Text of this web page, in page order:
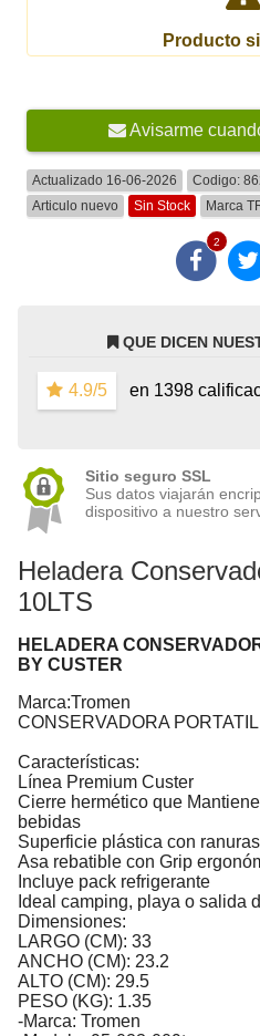
Producto
Avisarme
Actualizado 16-06-2026 Codigo:
Articulo nuevo
Sin Stock Marca
2
QUE DICEN
4.9/5
en 1398
Sitio seguro SSL
Sus datos viajarán
dispositivo a nuestro
Heladera
10LTS
HELADERA
BY CUSTER
Marca:Tromen
CONSERVADORA
Características:
Línea Premium Custer
Cierre hermético que
bebidas
Superficie plástica con
Asa rebatible con Grip
Incluye pack refrigerante
Ideal camping, playa o salida
Dimensiones:
LARGO (CM): 33
ANCHO (CM): 23.2
ALTO (CM): 29.5
PESO (KG): 1.35
-Marca: Tromen